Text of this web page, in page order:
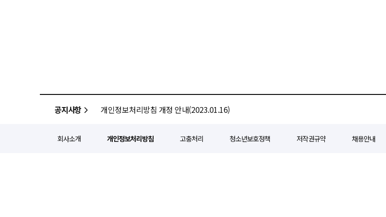
공지사항 개인정보처리방침 개정 안내(2023.01.16)
회사소개 개인정보처리방침 고충처리 청소년보호정책 저작권규약 채용안내